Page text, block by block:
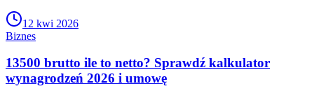
12 kwi 2026
Biznes
13500 brutto ile to netto? Sprawdź kalkulator
wynagrodzeń 2026 i umowę